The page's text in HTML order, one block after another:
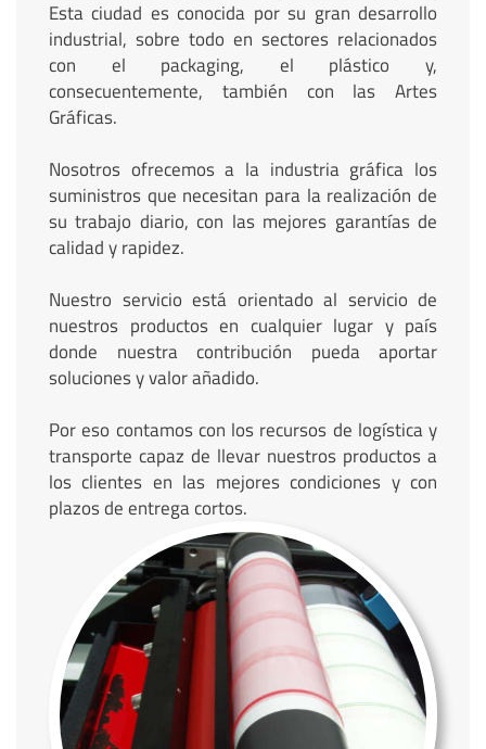
Esta ciudad es conocida por su gran desarrollo
industrial, sobre todo en sectores relacionados
con el packaging, el plástico y,
consecuentemente, también con las Artes
Gráficas.
Nosotros ofrecemos a la industria gráfica los
suministros que necesitan para la realización de
su trabajo diario, con las mejores garantías de
calidad y rapidez.
Nuestro servicio está orientado al servicio de
nuestros productos en cualquier lugar y país
donde nuestra contribución pueda aportar
soluciones y valor añadido.
Por eso contamos con los recursos de logística y
transporte capaz de llevar nuestros productos a
los clientes en las mejores condiciones y con
plazos de entrega cortos.